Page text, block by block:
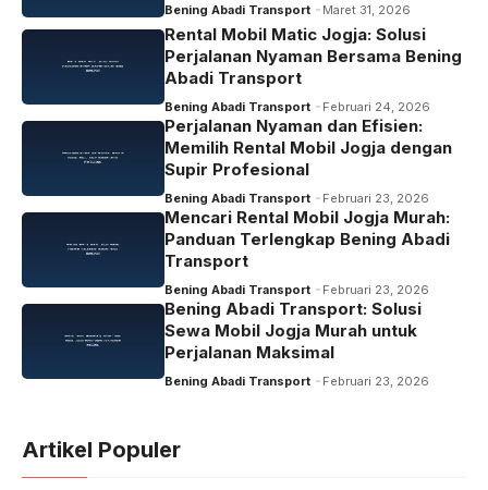
Bening Abadi Transport Maret 31, 2026
Rental Mobil Matic Jogja: Solusi
Perjalanan Nyaman Bersama Bening
Abadi Transport
Bening Abadi Transport Februari 24, 2026
Perjalanan Nyaman dan Efisien:
Memilih Rental Mobil Jogja dengan
Supir Profesional
Bening Abadi Transport Februari 23, 2026
Mencari Rental Mobil Jogja Murah:
Panduan Terlengkap Bening Abadi
Transport
Bening Abadi Transport Februari 23, 2026
Bening Abadi Transport: Solusi
Sewa Mobil Jogja Murah untuk
Perjalanan Maksimal
Bening Abadi Transport Februari 23, 2026
Artikel Populer